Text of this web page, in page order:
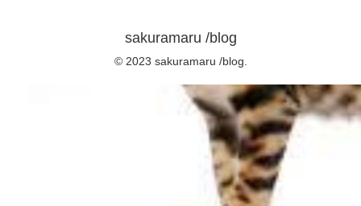
sakuramaru /blog
© 2023 sakuramaru /blog.